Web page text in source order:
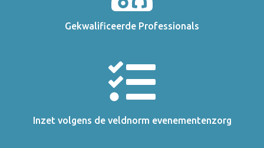
Gekwalificeerde Professionals
Inzet volgens de veldnorm evenementenzorg